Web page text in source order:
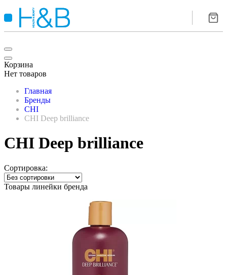
Корзина
Нет товаров
Главная
Бренды
CHI
CHI Deep brilliance
CHI Deep brilliance
Сортировка:
Товары линейки бренда